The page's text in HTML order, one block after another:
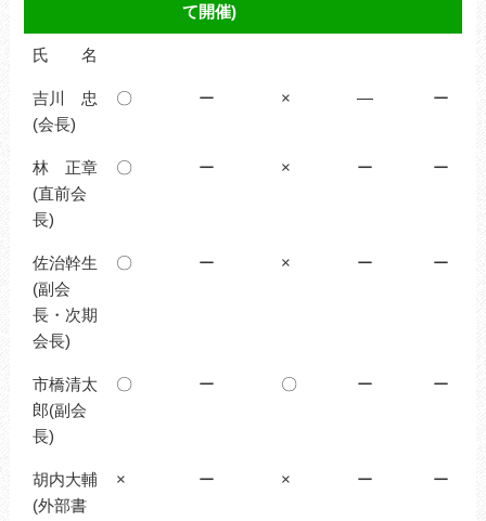
て開催)
三条
（第一
ーク
長岡京
ン夜桜
会（第
氏 名
吉川 忠
(会長)
〇 ー × ― ー
林 正章
(直前会
長)
〇 ー × ー ー
佐治幹生
(副会
長・次期
会長)
〇 ー × ー ー
市橋清太
郎(副会
長)
〇 ー 〇 ー ー
胡内大輔
(外部書
× ー × ー ー